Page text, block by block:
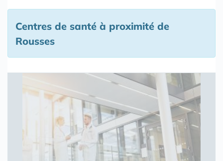
Centres de santé à proximité de
Rousses